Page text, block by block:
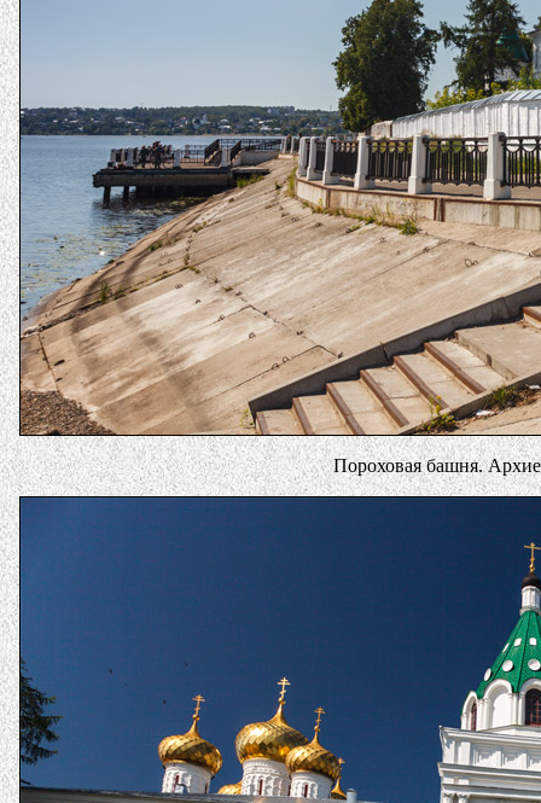
Пороховая башня.